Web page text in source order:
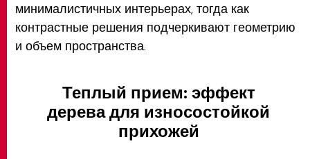
минималистичных интерьерах, тогда как
контрастные решения подчеркивают геометрию
и объем пространства.
Теплый прием: эффект
дерева для износостойкой
прихожей